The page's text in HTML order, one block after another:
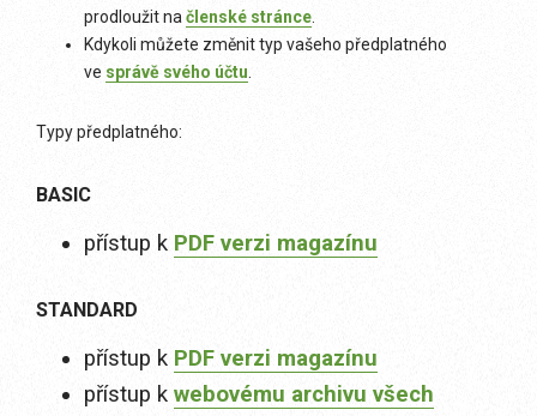
prodloužit na členské stránce
Kdykoli můžete změnit typ vašeho předplatného
ve správě svého účtu
Typy předplatného:
BASIC
přístup k PDF verzi magazínu
STANDARD
přístup k PDF verzi magazínu
přístup k webovému archivu všech